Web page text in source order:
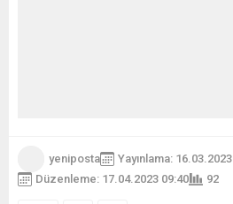
yeniposta
Yayınlama: 16.03.2023
Düzenleme: 17.04.2023 09:40
92